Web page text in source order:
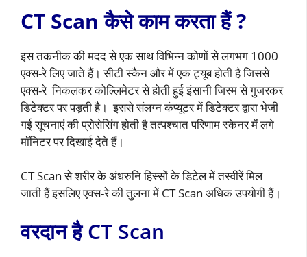
CT Scan कैसे काम करता हैं ?
इस तकनीक की मदद से एक साथ विभिन्न कोणों से लगभग 1000
एक्स-रे लिए जाते हैं। सीटी स्कैन और में एक ट्यूब होती है जिससे
एक्स-रे निकलकर कोल्लिमेटर से होती हुई इंसानी जिस्म से गुजरकर
डिटेक्टर पर पड़ती है। इससे संलग्न कंप्यूटर में डिटेक्टर द्वारा भेजी
गई सूचनाएं की प्रोसेसिंग होती है तत्पश्चात परिणाम स्केनर में लगे
मॉनिटर पर दिखाई देते हैं।
CT Scan से शरीर के अंधरुनि हिस्सों के डिटेल में तस्वीरें मिल
जाती हैं इसलिए एक्स-रे की तुलना में CT Scan अधिक उपयोगी हैं।
वरदान है CT Scan